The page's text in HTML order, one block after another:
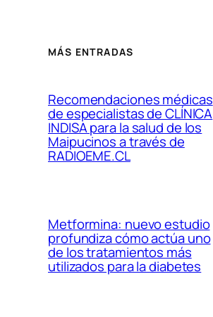
MÁS ENTRADAS
Recomendaciones médicas
de especialistas de CLÍNICA
INDISA para la salud de los
Maipucinos a través de
RADIOEME.CL
Metformina: nuevo estudio
profundiza cómo actúa uno
de los tratamientos más
utilizados para la diabetes